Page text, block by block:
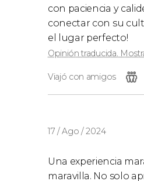
con paciencia y
conectar con su
el lugar perfecto!
Opinión traducida.
Viajó con amigos
17 / Ago / 2024
Una experiencia
maravilla. No solo